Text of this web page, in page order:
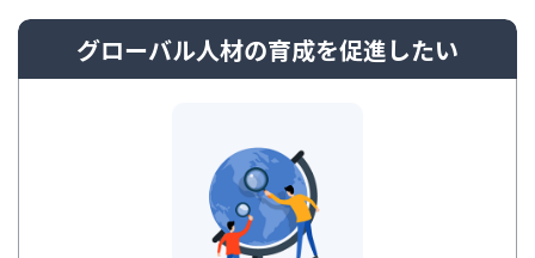
グローバル人材の育成を促進したい